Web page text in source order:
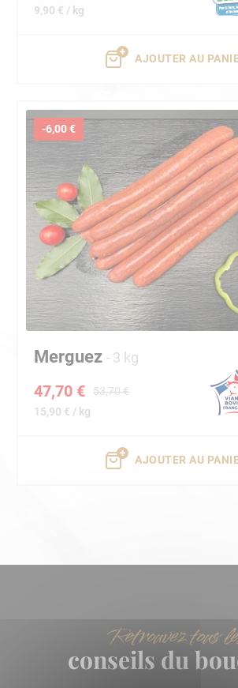
9,90 € / kg
AJOUTER AU
-6,00 €
Merguez 3 kg
53,70 €
47,70 €
15,90 € / kg
AJOUTER AU
Retrouvez tous
conseils du